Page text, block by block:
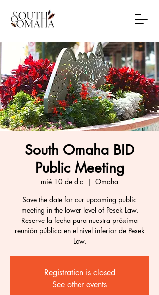
South Omaha BID
Public Meeting
mié 10 de dic
  |
Omaha
Save the date for our upcoming public
meeting in the lower level of Pesek Law.
Reserve la fecha para nuestra próxima
reunión pública en el nivel inferior de Pesek
Law.
Registration is closed
See other events